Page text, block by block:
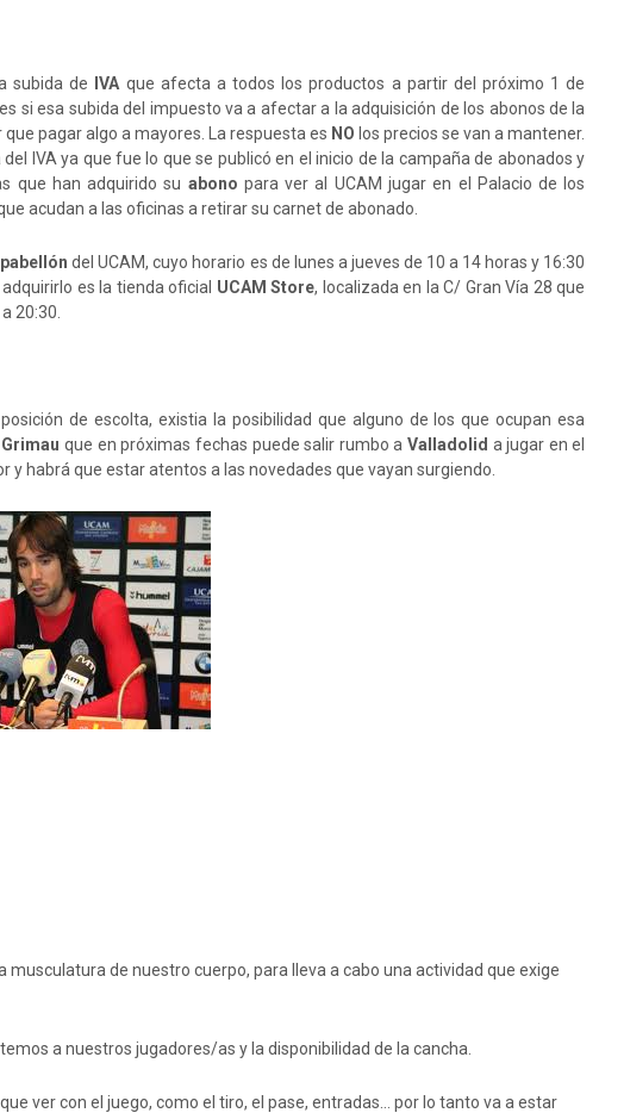
subida de IVA que afecta a todos los productos a partir del próximo 1 de
si esa subida del impuesto va a afectar a la adquisición de los abonos de la
pagar algo a mayores. La respuesta es NO los precios se van a mantener.
IVA ya que fue lo que se publicó en el inicio de la campaña de abonados y
que han adquirido su abono para ver al UCAM jugar en el Palacio de los
acudan a las oficinas a retirar su carnet de abonado.
pabellón del UCAM, cuyo horario es de lunes a jueves de 10 a 14 horas y 16:30
es la tienda oficial UCAM Store, localizada en la C/ Gran Vía 28 que
20:30.
de escolta, existia la posibilidad que alguno de los que ocupan esa
que en próximas fechas puede salir rumbo a Valladolid a jugar en el
habrá que estar atentos a las novedades que vayan surgiendo.
de nuestro cuerpo, para lleva a cabo una actividad que exige
a nuestros jugadores/as y la disponibilidad de la cancha.
ver con el juego, como el tiro, el pase, entradas… por lo tanto va a estar